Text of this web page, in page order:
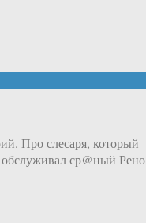
Про слесаря, который
обслуживал ср@ный Рено